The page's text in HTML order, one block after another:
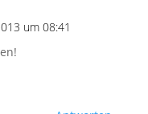
um 08:41